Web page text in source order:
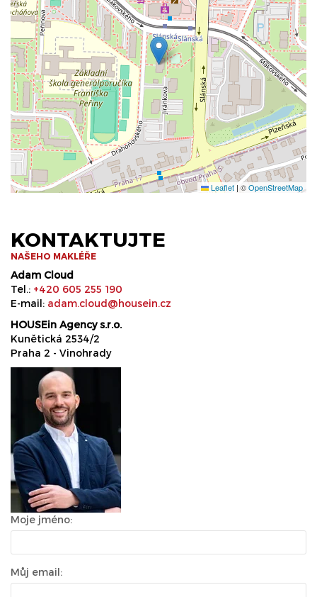
Leaflet | ©OpenStreetMap
KONTAKTUJTE
NAŠEHO MAKLÉŘE
Adam Cloud
Tel.: +420 605 255 190
E-mail: adam.cloud@housein.cz
HOUSEin Agency s.r.o.
Kunětická 2534/2
Praha 2 - Vinohrady
Moje jméno:
Můj email: